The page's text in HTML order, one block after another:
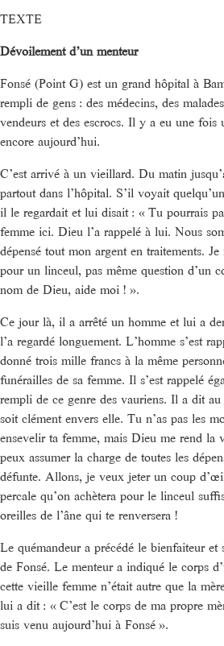
TEXTE
Dévoilement d’un menteur
Fonsé (Point G) est un grand hôpital à
rempli de gens : des médecins, des
vendeurs et des escrocs. Il y a eu une
encore aujourd’hui.
C’est arrivé à un vieillard. Du matin
partout dans l’hôpital. S’il voyait
il le regardait et lui disait : « Tu pourrais
femme ici. Dieu l’a rappelé à lui. Nous
dépensé tout mon argent en traitements.
pour un linceul, pas même question d’un
nom de Dieu, aide moi ! ».
Ce jour là, il a arrêté un homme et lui a
l’a regardé longuement. L’homme s’est
donné trois mille francs à la même
funérailles de sa femme. Il s’est rappelé
rempli de ce genre des vauriens. Il a dit
soit clément envers elle. Tu n’as pas les
ensevelir ta femme, mais Dieu me rend la
peux assumer la charge de toutes les
défunte. Allons, je veux jeter un coup
percale qu’on achètera pour le linceul
oreilles de l’âne qui te renversera !
Le quémandeur a précédé le bienfaiteur et
de Fonsé. Le menteur a indiqué le corps
cette vieille femme n’était autre que la
lui a dit : « C’est le corps de ma propre
suis venu aujourd’hui à Fonsé ».